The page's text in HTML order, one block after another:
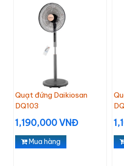
Quạt đứng Daikiosan
DQ103
1,190,000 VNĐ
Mua hàng